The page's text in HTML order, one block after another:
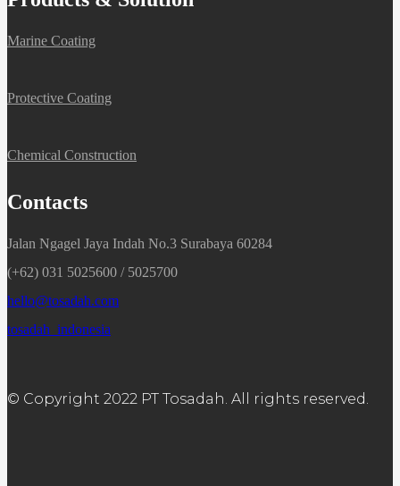
Marine Coating
Protective Coating
Chemical Construction
Contacts
Jalan Ngagel Jaya Indah No.3 Surabaya 60284
(+62) 031 5025600 / 5025700
hello@tosadah.com
tosadah_indonesia
© Copyright 2022 PT Tosadah. All rights reserved.